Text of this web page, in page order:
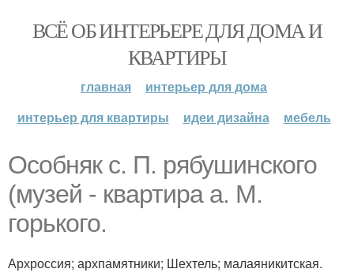
ВСЁ ОБ ИНТЕРЬЕРЕ ДЛЯ ДОМА И
КВАРТИРЫ
главная
интерьер для дома
интерьер для квартиры
идеи дизайна мебель
Особняк с. П. рябушинского
(музей - квартира а. М.
горького.
Архроссия; архпамятники; Шехтель; малаяникитская.